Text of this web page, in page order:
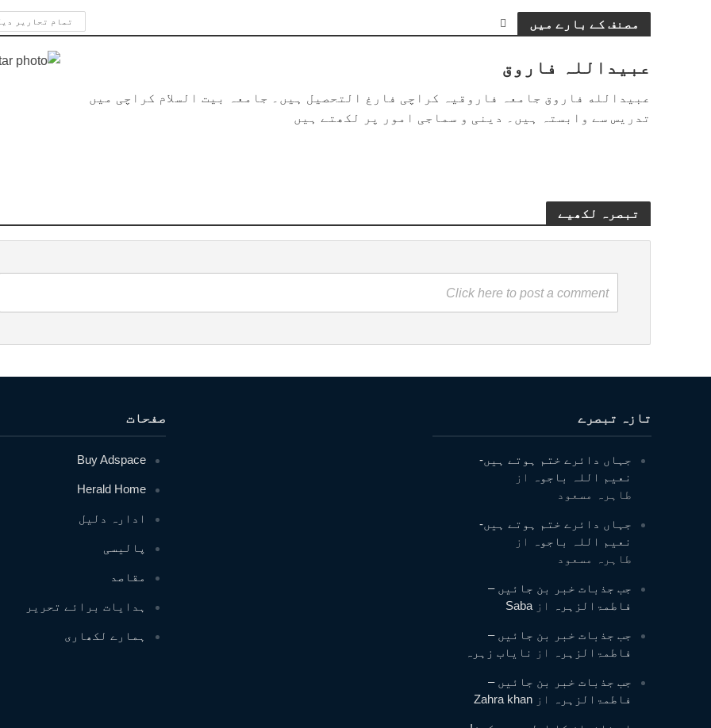
مصنف کے بارے میں تمام تحاریر
عبیداللہ فاروق
عبیدالله فاروق جامعہ فاروقیہ کراچی فارغ التحصیل ہیں۔ جامعہ بیت السلام کراچی میں
تدریس سے وابستہ ہیں۔ دینی و سماجی امور پر لکھتے ہیں
تبصرہ لکھیے
Click here to post a comment
صفحات
Buy Adspace
Herald Home
ادارہ دلیل
پالیسی
مقاصد
ہدایات برائے تحریر
ہمارے لکھاری
تازہ تبصرے
جہاں دائرے ختم ہوتے ہیں-
نعیم اللہ باجوہ
از
طاہرہ مسعود
جہاں دائرے ختم ہوتے ہیں-
نعیم اللہ باجوہ
از
طاہرہ مسعود
جب جذبات خبر بن جائیں –
فاطمۃالزہرہ
ازSaba
جب جذبات خبر بن جائیں –
فاطمۃالزہرہ
از نایاب زہرہ
جب جذبات خبر بن جائیں –
فاطمۃالزہرہ
ازZahra khan